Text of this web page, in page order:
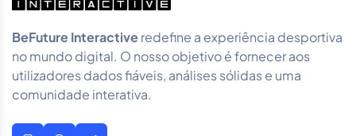
BeFuture Interactiveredefine a experiência desportiva
no mundo digital. O nosso objetivo é fornecer aos
utilizadores dados fiáveis, análises sólidas e uma
comunidade interativa.